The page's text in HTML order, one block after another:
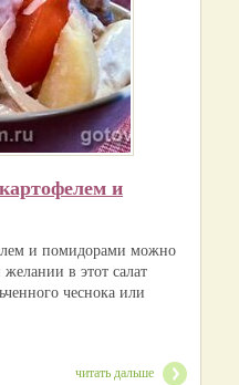
и
и помидорами можно
в этот салат
чеснока или
читать дальше